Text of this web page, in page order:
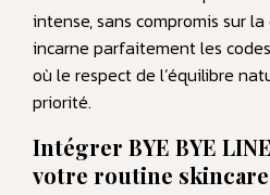
intense, sans compromis sur
incarne parfaitement les
où le respect de l’équilibre
priorité.
Intégrer BYE BYE
votre routine